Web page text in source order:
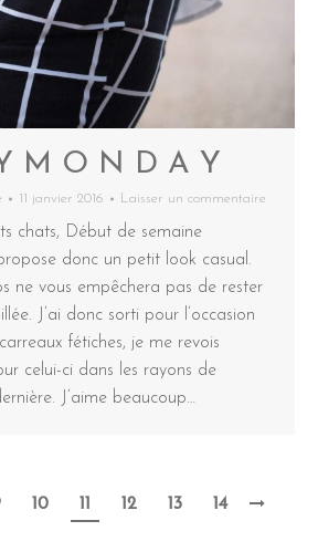
M O N D A Y
11 janvier 2016 Laisser un commentaire
chats, Début de semaine
donc un petit look casual.
ne vous empêchera pas de rester
J’ai donc sorti pour l’occasion
fétiches, je me revois
celui-ci dans les rayons de
J’aime beaucoup…
10 11 12 13 14